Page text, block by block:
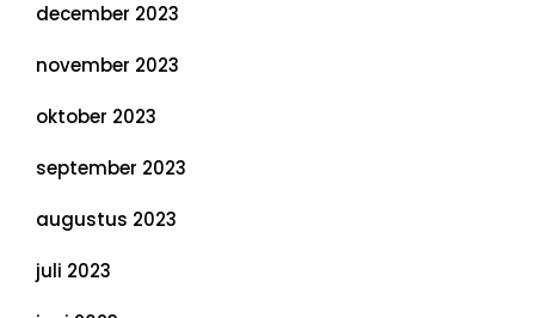
december 2023
november 2023
oktober 2023
september 2023
augustus 2023
juli 2023